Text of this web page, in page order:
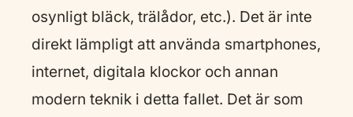
osynligt bläck, trälådor, etc.). Det är inte
direkt lämpligt att använda smartphones,
internet, digitala klockor och annan
modern teknik i detta fallet. Det är som